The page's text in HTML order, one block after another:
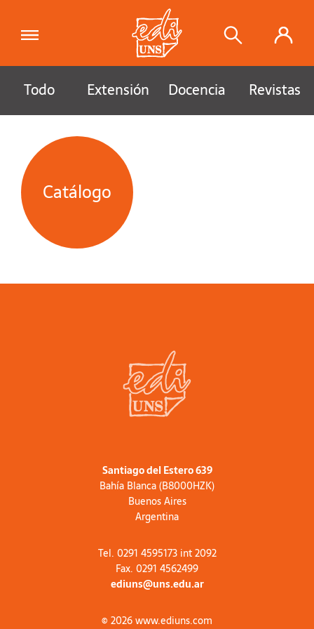
Todo Extensión Docencia Revistas
Catálogo
Santiago del Estero 639
Bahía Blanca (B8000HZK)
Buenos Aires
Argentina
Tel. 0291 4595173 int 2092
Fax. 0291 4562499
ediuns@uns.edu.ar
© 2026 www.ediuns.com